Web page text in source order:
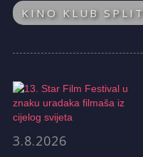
KINO KLUB SPLIT
3.8.2026